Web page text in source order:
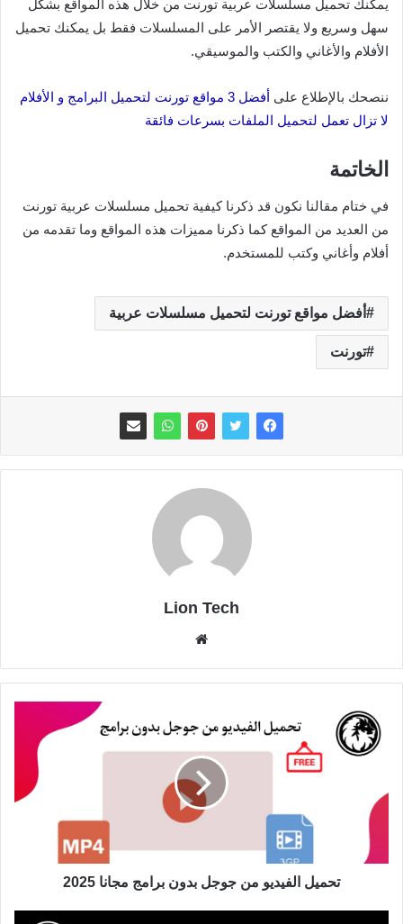
يمكنك تحميل مسلسلات عربية تورنت من خلال هذه المواقع بشكل
سهل وسريع ولا يقتصر الأمر على المسلسلات فقط بل يمكنك تحميل
الأفلام والأغاني والكتب والموسيقي.
ننصحك بالإطلاع على
أفضل 3 مواقع تورنت لتحميل البرامج و الأفلام
لا تزال تعمل لتحميل الملفات بسرعات فائقة
الخاتمة
في ختام مقالنا نكون قد ذكرنا كيفية تحميل مسلسلات عربية تورنت
من العديد من المواقع كما ذكرنا مميزات هذه المواقع وما تقدمه من
أفلام وأغاني وكتب للمستخدم.
أفضل مواقع تورنت لتحميل مسلسلات عربية
تورنت
Lion Tech
تحميل الفيديو من جوجل بدون برامج مجانا 2025